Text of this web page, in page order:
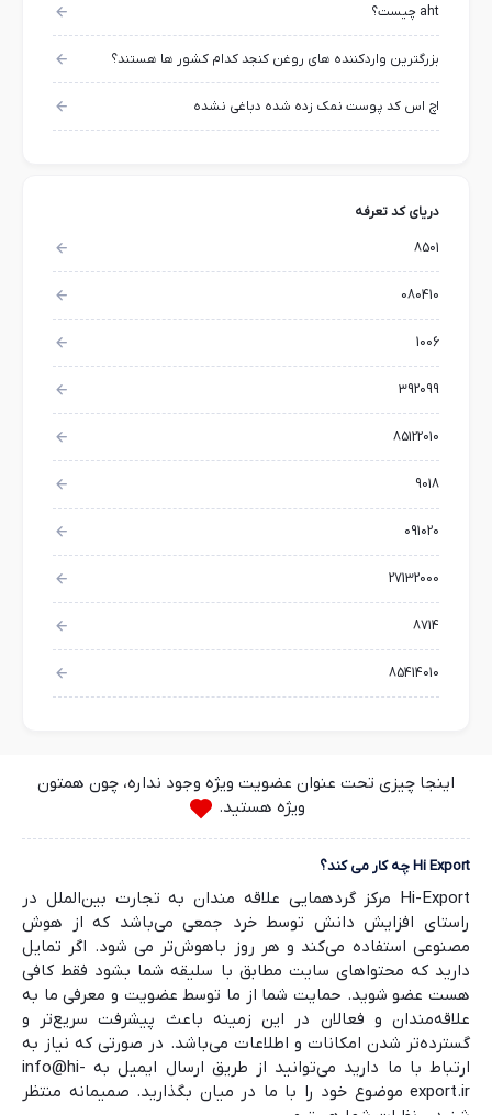
aht چیست؟
بزرگترین واردکننده های روغن کنجد کدام کشور ها هستند؟
اچ اس کد پوست نمک زده شده دباغی نشده
دریای کد تعرفه
8501
080410
1006
392099
85122010
9018
091020
27132000
8714
85414010
اینجا چیزی تحت عنوان عضویت ویژه وجود نداره، چون همتون
ویژه هستید.
Hi Export چه کار می کند؟
Hi-Export مرکز گردهمایی علاقه مندان به تجارت بین‌الملل در
راستای افزایش دانش توسط خرد جمعی می‌باشد که از هوش
مصنوعی استفاده می‌کند و هر روز باهوش‌تر می شود. اگر تمایل
دارید که محتواهای سایت مطابق با سلیقه شما بشود فقط کافی
هست عضو شوید. حمایت شما از ما توسط عضویت و معرفی ما به
علاقه‌مندان و فعالان در این زمینه باعث پیشرفت سریع‌تر و
گسترده‌تر شدن امکانات و اطلاعات می‌باشد. در صورتی که نیاز به
ارتباط با ما دارید می‌توانید از طریق ارسال ایمیل به info@hi-
export.ir موضوع خود را با ما در میان بگذارید. صمیمانه منتظر